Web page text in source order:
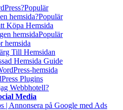
Populär
hemsida?Populär
Köpa Hemsida
hemsidaPopulär
hemsida
Till Hemsidan
Hemsida Guide
hemsida
Plugins
Webbhotell?
Media
| Annonsera på Google med Ads